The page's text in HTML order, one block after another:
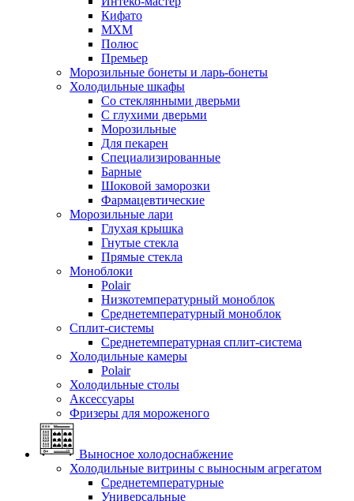
Кифато
МХМ
Полюс
Премьер
Морозильные бонеты и ларь-бонеты
Холодильные шкафы
Со стеклянными дверьми
С глухими дверьми
Морозильные
Для пекарен
Специализированные
Барные
Шоковой заморозки
Фармацевтические
Морозильные лари
Глухая крышка
Гнутые стекла
Прямые стекла
Моноблоки
Polair
Низкотемпературный моноблок
Среднетемпературный моноблок
Сплит-системы
Среднетемпературная сплит-система
Холодильные камеры
Polair
Холодильные столы
Аксессуары
Фризеры для мороженого
Выносное холодоснабжение
Холодильные витрины с выносным агрегатом
Среднетемпературные
Универсальные